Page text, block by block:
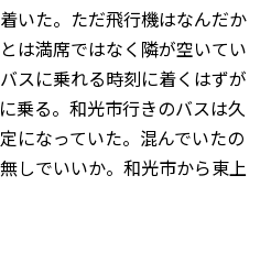
いた。ただ飛行機はなんだか
は満席ではなく隣が空いてい
スに乗れる時刻に着くはずが
乗る。和光市行きのバスは久
になっていた。混んでいたの
しでいいか。和光市から東上